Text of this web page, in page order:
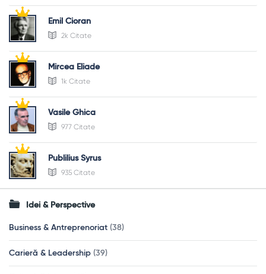
Emil Cioran
2k Citate
Mircea Eliade
1k Citate
Vasile Ghica
977 Citate
Publilius Syrus
935 Citate
Idei & Perspective
Business & Antreprenoriat (38)
Carieră & Leadership (39)